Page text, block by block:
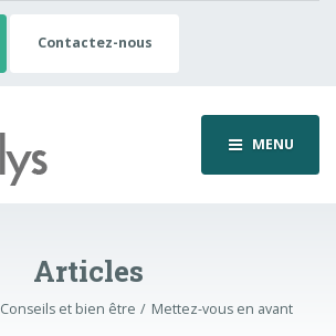
Contactez-nous
MENU
Articles
Conseils et bien être Mettez-vous en avant